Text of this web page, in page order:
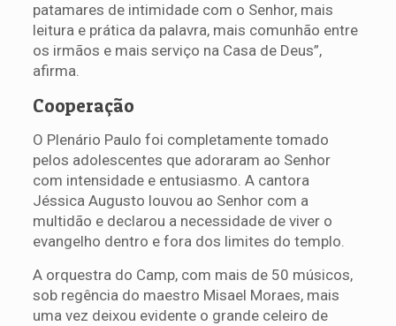
patamares de intimidade com o Senhor, mais
leitura e prática da palavra, mais comunhão entre
os irmãos e mais serviço na Casa de Deus”,
afirma.
Cooperação
O Plenário Paulo foi completamente tomado
pelos adolescentes que adoraram ao Senhor
com intensidade e entusiasmo. A cantora
Jéssica Augusto louvou ao Senhor com a
multidão e declarou a necessidade de viver o
evangelho dentro e fora dos limites do templo.
A orquestra do Camp, com mais de 50 músicos,
sob regência do maestro Misael Moraes, mais
uma vez deixou evidente o grande celeiro de